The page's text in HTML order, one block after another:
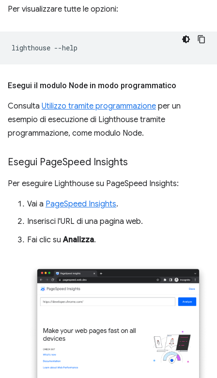
Per visualizzare tutte le opzioni:
lighthouse
Esegui il modulo Node in modo programmatico
Consulta Utilizzo tramite programmazione per un
esempio di esecuzione di Lighthouse tramite
programmazione, come modulo Node.
Esegui PageSpeed Insights
Per eseguire Lighthouse su PageSpeed Insights:
Vai a PageSpeed Insights.
Inserisci l'URL di una pagina web.
Fai clic suAnalizza.